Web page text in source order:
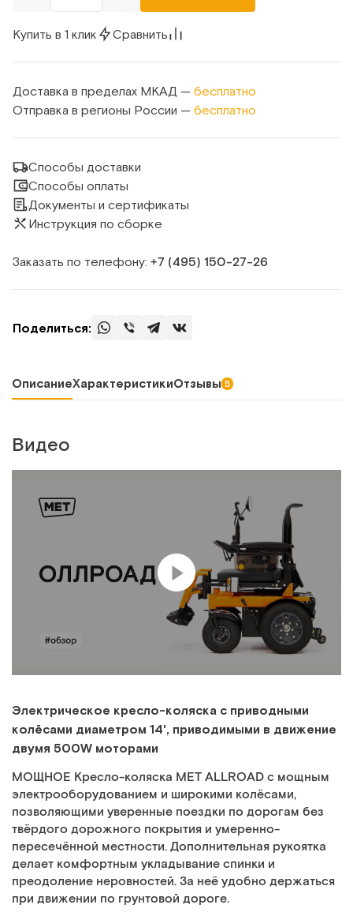
Купить в 1 клик Сравнить
Доставка в пределах МКАД — бесплатно
Отправка в регионы России — бесплатно
Способы доставки
Способы оплаты
Документы и сертификаты
Инструкция по сборке
Заказать по телефону: +7 (495) 150‑27‑26
Поделиться:
ОписаниеХарактеристикиОтзывы 5
Видео
Электрическое кресло-коляска с приводными
колёсами диаметром 14', приводимыми в движение
двумя 500W моторами
МОЩНОЕ Кресло-коляска MET ALLROAD с мощным
электрооборудованием и широкими колёсами,
позволяющими уверенные поездки по дорогам без
твёрдого дорожного покрытия и умеренно-
пересечённой местности. Дополнительная рукоятка
делает комфортным укладывание спинки и
преодоление неровностей. За неё удобно держаться
при движении по грунтовой дороге.